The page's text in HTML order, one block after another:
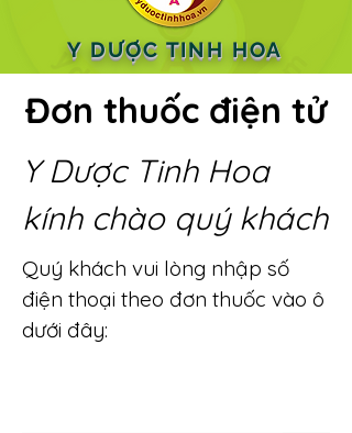
Y DƯỢC TINH HOA
Đơn thuốc điện tử
Y Dược Tinh Hoa
kính chào quý khách
Quý khách vui lòng nhập số
điện thoại theo đơn thuốc vào ô
dưới đây: